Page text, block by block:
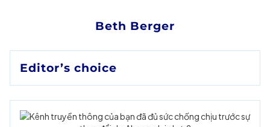
Beth Berger
Editor’s choice